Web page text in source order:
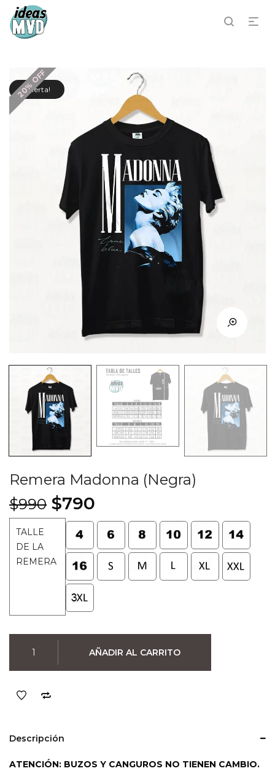
¡Oferta!
20% OFF
Remera Madonna (Negra)
$990 El
precio
original
era:
$990.
$790
precio
actual
es:
$790.
TALLE
DE LA
REMERA
Madonna
(Negra)
AÑADIR AL CARRITO
Descripción
ATENCIÓN: BUZOS Y CANGUROS NO TIENEN CAMBIO.